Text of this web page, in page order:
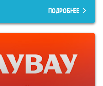
ПОДРОБНЕЕ